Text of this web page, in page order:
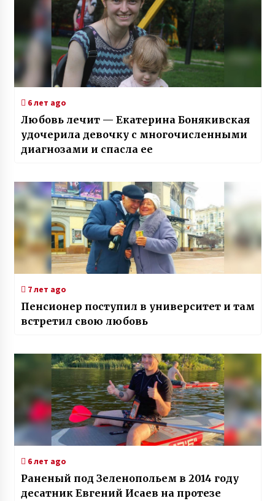
6 лет ago
Любовь лечит — Екатерина Бонякивская
удочерила девочку с многочисленными
диагнозами и спасла ее
7 лет ago
Пенсионер поступил в университет и там
встретил свою любовь
6 лет ago
Раненый под Зеленопольем в 2014 году
десатник Евгений Исаев на протезе